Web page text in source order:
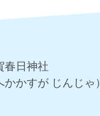
春日神社
かかすが じんじゃ）